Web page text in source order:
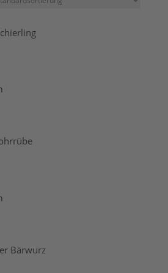
Bärwurz